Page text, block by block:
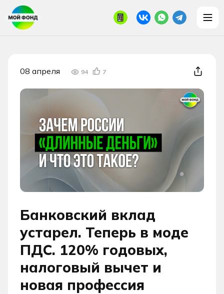
Новости
Статьи
О ПДС
Калькулятор
Шпаргалка ПДС
Стать Партнером
08 апреля 94 7
Банковский вклад
устарел. Теперь в моде
ПДС. 120% годовых,
налоговый вычет и
новая профессия